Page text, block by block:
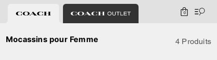
0
Mocassins pour Femme 4 Produits